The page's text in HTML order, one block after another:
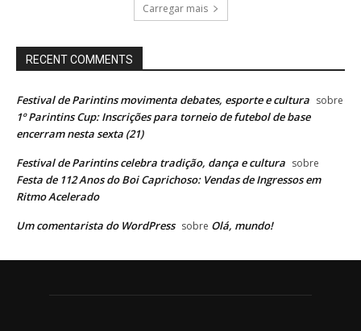
Carregar mais
RECENT COMMENTS
Festival de Parintins movimenta debates, esporte e cultura sobre
1º Parintins Cup: Inscrições para torneio de futebol de base
encerram nesta sexta (21)
Festival de Parintins celebra tradição, dança e cultura sobre
Festa de 112 Anos do Boi Caprichoso: Vendas de Ingressos em
Ritmo Acelerado
Um comentarista do WordPress sobre Olá, mundo!